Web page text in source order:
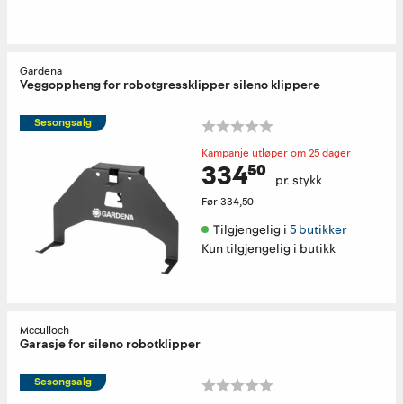
Gardena
Veggoppheng for robotgressklipper sileno klippere
Sesongsalg
Kampanje utløper om 25 dager
334⁵⁰ pr. stykk
Før334,50
Tilgjengelig i 5 butikker
Kun tilgjengelig i butikk
Mcculloch
Garasje for sileno robotklipper
Sesongsalg